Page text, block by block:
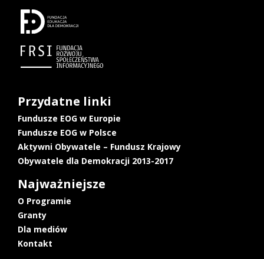
Przydatne linki
Fundusze EOG w Europie
Fundusze EOG w Polsce
Aktywni Obywatele – Fundusz Krajowy
Obywatele dla Demokracji 2013-2017
Najważniejsze
O Programie
Granty
Dla mediów
Kontakt